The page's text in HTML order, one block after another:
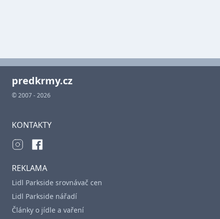
predkrmy.cz
© 2007 - 2026
KONTAKTY
REKLAMA
Lidl Parkside srovnávač cen
Lidl Parkside nářadí
Články o jídle a vaření